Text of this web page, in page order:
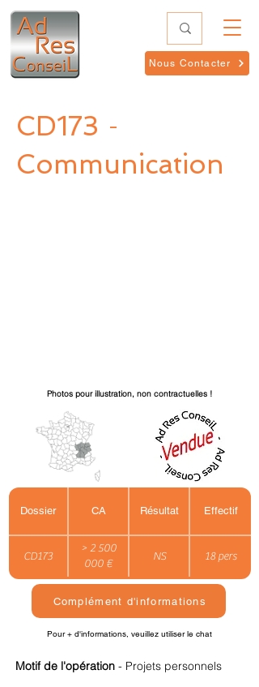
Nous Contacter
CD173 -
Communication
Photos pour illustration, non contractuelles !
Dossier CA Résultat Effectif
CD173
> 2 500
000 €
NS 18 pers
Complément d'informations
Pour + d'informations, veuillez utiliser le chat
Motif de l'opération - Projets personnels